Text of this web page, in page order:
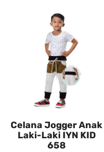
Celana Jogger Anak
Laki-Laki IYN KID
658